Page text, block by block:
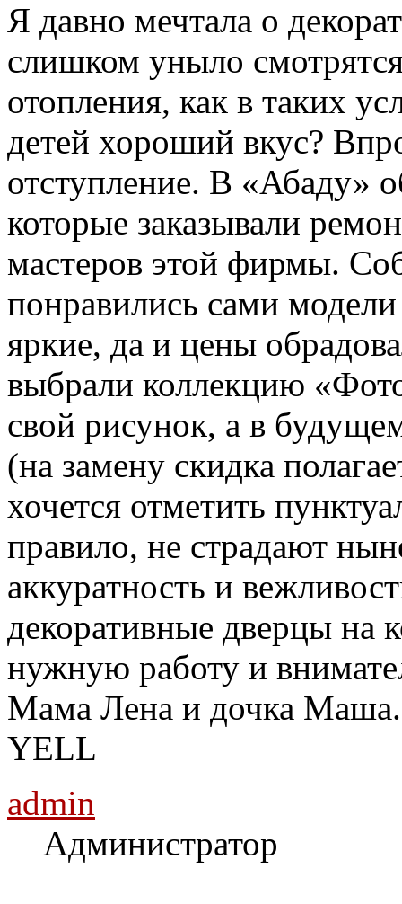
Я давно мечтала о
слишком уныло
отопления, как в таких
детей хороший вкус?
отступление. В «Абаду»
которые заказывали
мастеров этой фирмы.
понравились сами
яркие, да и цены
выбрали коллекцию
свой рисунок, а в
(на замену скидка
хочется отметить
правило, не страдают
аккуратность и
декоративные дверцы на
нужную работу и
Мама Лена и дочка Маша.
YELL
admin
Администратор